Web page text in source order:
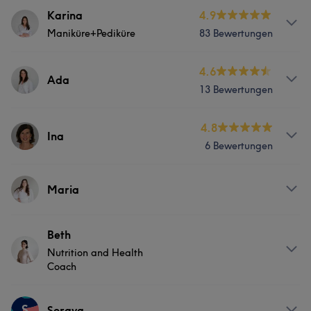
Karina
Maniküre+Pediküre
4.9
83 Bewertungen
Info
Spa Maniküre + Schellac/Gellack, Nagelverstärkung,
Pediküre + Schellac
Nägel
Portfolio
Ada
4.6
13 Bewertungen
Services
Ina
4.8
6 Bewertungen
ServicesMaria
Services
Nägel
Beth
Nutrition and Health
Coach
Services